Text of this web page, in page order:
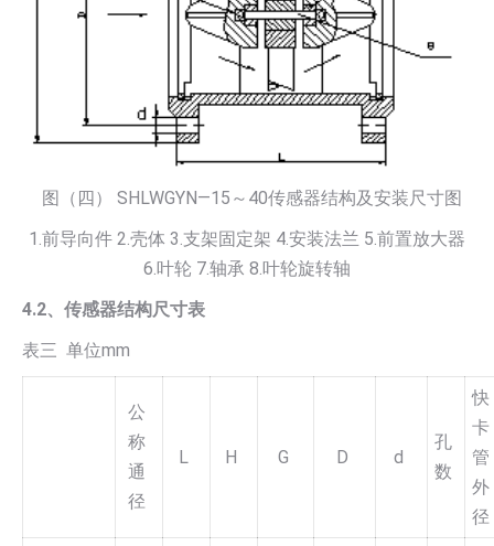
图（四） SHLWGYN—15～40传感器结构及安装尺寸图
1.前导向件 2.壳体 3.支架固定架 4.安装法兰 5.前置放大器
6.叶轮 7.轴承 8.叶轮旋转轴
4.2、传感器结构尺寸表
表三 单位mm
公
称
通
径
L H G D d
孔
数
快
卡
管
外
径